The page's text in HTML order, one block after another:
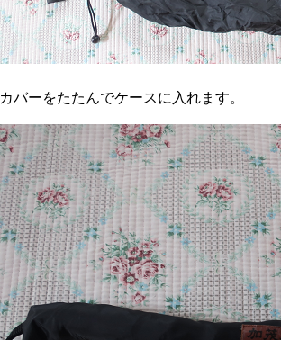
カバーをたたんでケースに入れます。